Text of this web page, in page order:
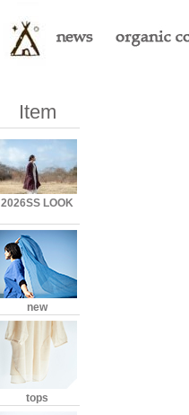
Item
2026SS LOOK
new
tops